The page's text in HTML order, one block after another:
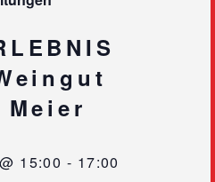
15:00 - 17:00